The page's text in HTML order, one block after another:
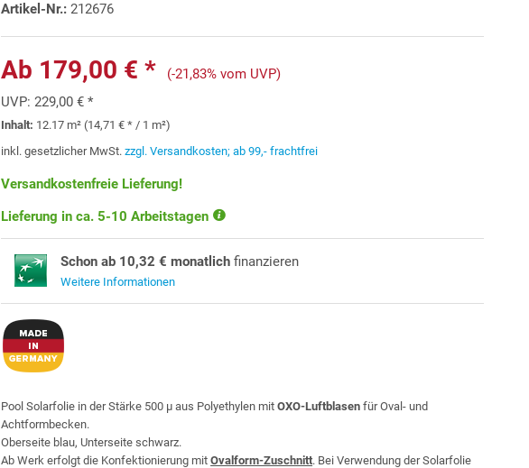
Artikel-Nr.: 212676
Ab 179,00 € *
(-21,83% vom UVP)
UVP:229,00 € *
Inhalt: 12.17 m² (14,71 € * / 1 m²)
inkl. gesetzlicher MwSt.zzgl. Versandkosten; ab 99,- frachtfrei
Versandkostenfreie Lieferung!
Lieferung in ca. 5-10 Arbeitstagen
Schon ab 10,32 € monatlich finanzieren
Weitere Informationen
Pool Solarfolie in der Stärke 500 µ aus Polyethylen mitOXO-Luftblasen für Oval- und
Achtformbecken.
Oberseite blau, Unterseite schwarz.
Ab Werk erfolgt die Konfektionierung mitOvalform-Zuschnitt. Bei Verwendung der Solarfolie